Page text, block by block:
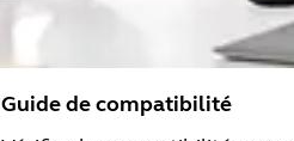
Guide de compatibilité